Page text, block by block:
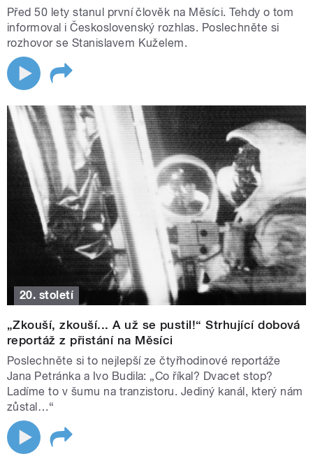
Před 50 lety stanul první člověk na Měsíci. Tehdy o tom
informoval i Československý rozhlas. Poslechněte si
rozhovor se Stanislavem Kuželem.
20. století
„Zkouší, zkouší... A už se pustil!“ Strhující dobová
reportáž z přistání na Měsíci
Poslechněte si to nejlepší ze čtyřhodinové reportáže
Jana Petránka a Ivo Budila: „Co říkal? Dvacet stop?
Ladíme to v šumu na tranzistoru. Jediný kanál, který nám
zůstal…“